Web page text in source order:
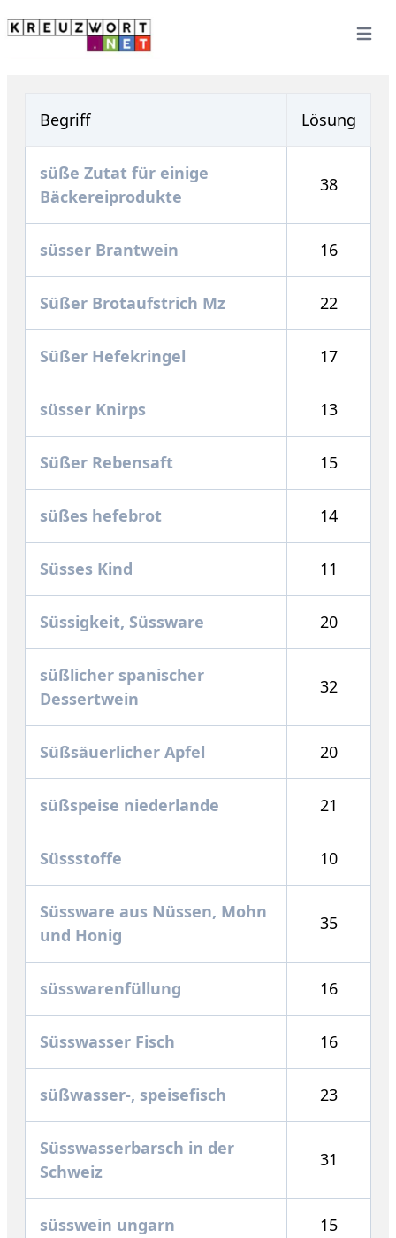
Open
Begriff Lösung
süße Zutat für einige
Bäckereiprodukte
38
süsser Brantwein 16
Süßer Brotaufstrich Mz 22
Süßer Hefekringel 17
süsser Knirps 13
Süßer Rebensaft 15
süßes hefebrot 14
Süsses Kind 11
Süssigkeit, Süssware 20
süßlicher spanischer
Dessertwein
32
Süßsäuerlicher Apfel 20
süßspeise niederlande 21
Süssstoffe 10
Süssware aus Nüssen, Mohn
und Honig
35
süsswarenfüllung 16
Süsswasser Fisch 16
süßwasser-, speisefisch 23
Süsswasserbarsch in der
Schweiz
31
süsswein ungarn 15